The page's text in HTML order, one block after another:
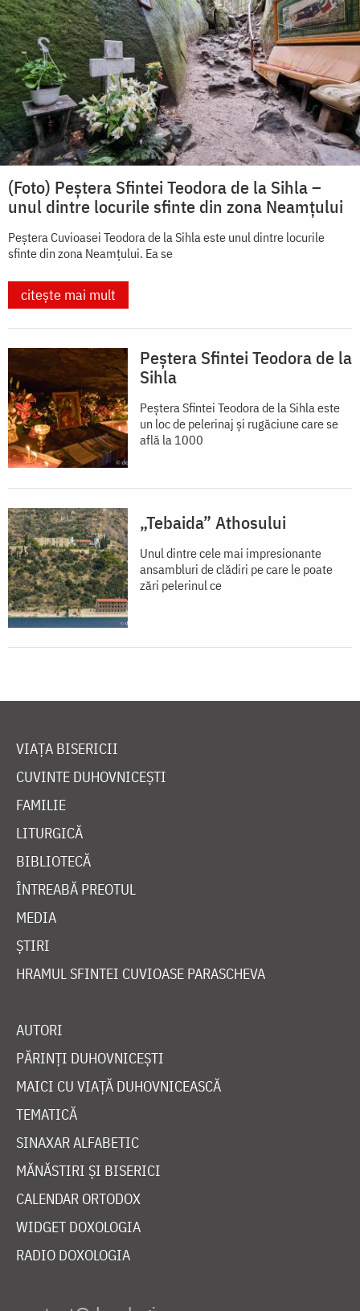
(Foto) Peștera Sfintei Teodora de la Sihla –
unul dintre locurile sfinte din zona Neamțului
Peștera Cuvioasei Teodora de la Sihla este unul dintre locurile
sfinte din zona Neamțului. Ea se
citește mai mult
Peștera Sfintei Teodora de la
Sihla
Peștera Sfintei Teodora de la Sihla este
un loc de pelerinaj și rugăciune care se
află la 1000
„Tebaida” Athosului
Unul dintre cele mai impresionante
ansambluri de clădiri pe care le poate
zări pelerinul ce
VIAȚA BISERICII
CUVINTE DUHOVNICEȘTI
FAMILIE
LITURGICĂ
BIBLIOTECĂ
ÎNTREABĂ PREOTUL
MEDIA
ȘTIRI
HRAMUL SFINTEI CUVIOASE PARASCHEVA
AUTORI
PĂRINȚI DUHOVNICEȘTI
MAICI CU VIAȚĂ DUHOVNICEASCĂ
TEMATICĂ
SINAXAR ALFABETIC
MĂNĂSTIRI ȘI BISERICI
CALENDAR ORTODOX
WIDGET DOXOLOGIA
RADIO DOXOLOGIA